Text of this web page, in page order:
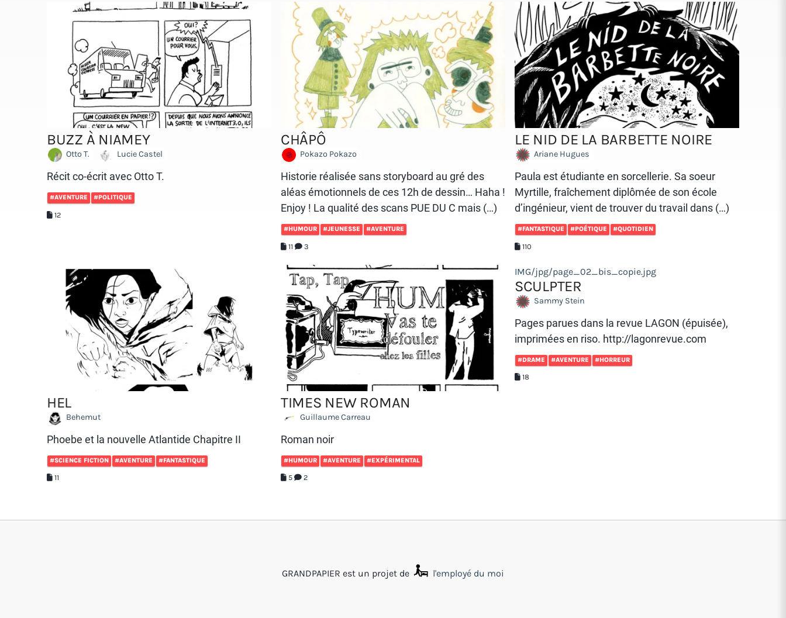
BUZZ À NIAMEY
Otto T. Lucie Castel
Récit co-écrit avec Otto T.
#AVENTURE #POLITIQUE
12
CHÂPÔ
Pokazo Pokazo
Historie réalisée sans storyboard au gré des
aléas émotionnels de ces 12h de dessin… Haha !
Enjoy ! La qualité des scans PUE DU C mais (…)
#HUMOUR #JEUNESSE #AVENTURE
11 3
LE NID DE LA BARBETTE NOIRE
Ariane Hugues
Paula est étudiante en sorcellerie. Sa soeur
Myrtille, fraîchement diplômée de son école
d’ingénieur, vient de trouver du travail dans (…)
#FANTASTIQUE #POÉTIQUE #QUOTIDIEN
110
HEL
Behemut
Phoebe et la nouvelle Atlantide Chapitre II
#SCIENCE FICTION #AVENTURE #FANTASTIQUE
11
TIMES NEW ROMAN
Guillaume Carreau
Roman noir
#HUMOUR #AVENTURE #EXPÉRIMENTAL
5 2
IMG/jpg/page_02_bis_copie.jpg
SCULPTER
Sammy Stein
Pages parues dans la revue LAGON (épuisée),
imprimées en riso. http://lagonrevue.com
#DRAME #AVENTURE #HORREUR
18
GRANDPAPIER est un projet de l'employé du moi